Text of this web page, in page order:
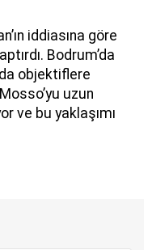
iddiasına göre
Bodrum’da
objektiflere
uzun
ve bu yaklaşımı